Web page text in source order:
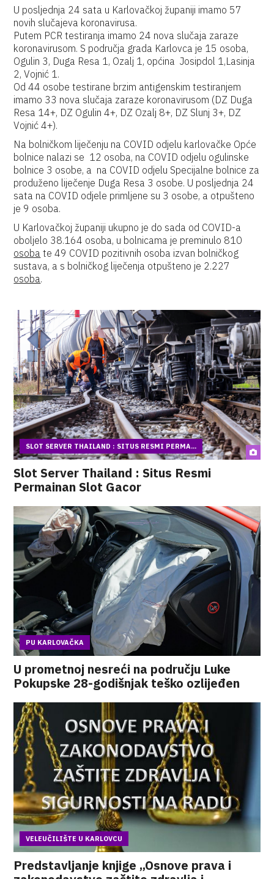
U posljednja 24 sata u Karlovačkoj županiji imamo 57
novih slučajeva koronavirusa.
Putem PCR testiranja imamo 24 nova slučaja zaraze
koronavirusom. S područja grada Karlovca je 15 osoba,
Ogulin 3, Duga Resa 1, Ozalj 1, općina Josipdol 1,Lasinja
2, Vojnić 1.
Od 44 osobe testirane brzim antigenskim testiranjem
imamo 33 nova slučaja zaraze koronavirusom (DZ Duga
Resa 14+, DZ Ogulin 4+, DZ Ozalj 8+, DZ Slunj 3+, DZ
Vojnić 4+).
Na bolničkom liječenju na COVID odjelu karlovačke Opće
bolnice nalazi se 12 osoba, na COVID odjelu ogulinske
bolnice 3 osobe, a na COVID odjelu Specijalne bolnice za
produženo liječenje Duga Resa 3 osobe. U posljednja 24
sata na COVID odjele primljene su 3 osobe, a otpušteno
je 9 osoba.
U Karlovačkoj županiji ukupno je do sada od COVID-a
oboljelo 38.164 osoba, u bolnicama je preminulo 810
osoba te 49 COVID pozitivnih osoba izvan bolničkog
sustava, a s bolničkog liječenja otpušteno je 2.227
osoba.
SLOT SERVER THAILAND : SITUS RESMI PERMA...
Slot Server Thailand : Situs Resmi
Permainan Slot Gacor
PU KARLOVAČKA
U prometnoj nesreći na području Luke
Pokupske 28-godišnjak teško ozlijeđen
VELEUČILIŠTE U KARLOVCU
Predstavljanje knjige „Osnove prava i